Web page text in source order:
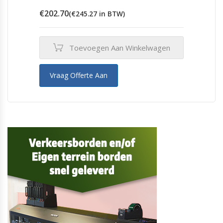
€202.70(€245.27 in BTW)
Toevoegen Aan Winkelwagen
Vraag Offerte Aan